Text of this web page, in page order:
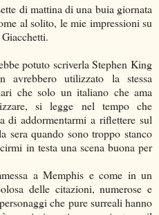
di mattina di una buia giornata
al solito, le mie impressioni su
potuto scriverla Stephen King
utilizzato la stessa
che solo un italiano che ama
si legge nel tempo che
di addormentarmi a riflettere sul
sera quando sono troppo stanco
in testa una scena buona per
a Memphis e come in un
delle citazioni, numerose e
che pure surreali hanno